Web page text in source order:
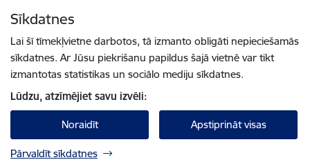
Sīkdatnes
Lai šī tīmekļvietne darbotos, tā izmanto obligāti nepieciešamās
sīkdatnes. Ar Jūsu piekrišanu papildus šajā vietnē var tikt
izmantotas statistikas un sociālo mediju sīkdatnes.
Lūdzu, atzīmējiet savu izvēli:
Noraidīt Apstiprināt visas
Pārvaldīt sīkdatnes